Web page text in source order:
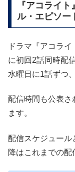
『アコライ
ル・エピソー
ドラマ『アコラ
に初回2話同時配
水曜日に1話ずつ
配信時間も公表さ
ます。
配信スケジュール
降はこれまでの配